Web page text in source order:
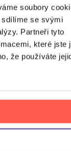
soubory
sdílíme se svými
Partneři tyto
které jste
že používáte